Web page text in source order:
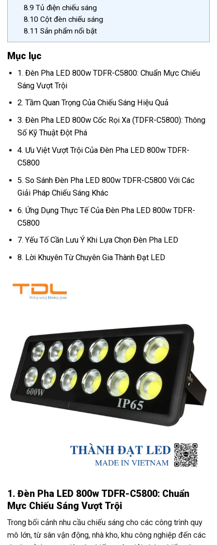
8.9 Tủ điện chiếu sáng
8.10 Cột đèn chiếu sáng
8.11 Sản phẩm nổi bật
Mục lục
1. Đèn Pha LED 800w TDFR-C5800: Chuẩn Mực Chiếu
Sáng Vượt Trội
2. Tầm Quan Trọng Của Chiếu Sáng Hiệu Quả
3. Đèn Pha LED 800w Cốc Rọi Xa (TDFR-C5800): Thông
Số Kỹ Thuật Đột Phá
4. Ưu Việt Vượt Trội Của Đèn Pha LED 800w TDFR-
C5800
5. So Sánh Đèn Pha LED 800w TDFR-C5800 Với Các
Giải Pháp Chiếu Sáng Khác
6. Ứng Dụng Thực Tế Của Đèn Pha LED 800w TDFR-
C5800
7. Yếu Tố Cần Lưu Ý Khi Lựa Chọn Đèn Pha LED
8. Lời Khuyên Từ Chuyên Gia Thành Đạt LED
1. Đèn Pha LED 800w TDFR-C5800: Chuẩn
Mực Chiếu Sáng Vượt Trội
Trong bối cảnh nhu cầu chiếu sáng cho các công trình quy
mô lớn, từ sân vận động, nhà kho, khu công nghiệp đến các